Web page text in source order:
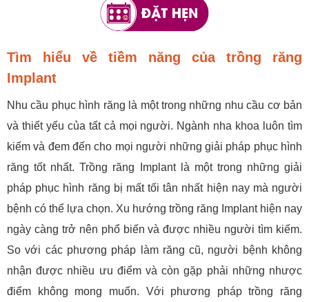
Tìm hiểu về tiềm năng của trồng răng
Implant
Nhu cầu phục hình răng là một trong những nhu cầu cơ bản
và thiết yếu của tất cả mọi người. Ngành nha khoa luôn tìm
kiếm và đem đến cho mọi người những giải pháp phục hình
răng tốt nhất. Trồng răng Implant là một trong những giải
pháp phục hình răng bị mất tối tân nhất hiện nay mà người
bệnh có thể lựa chọn. Xu hướng trồng răng Implant hiện nay
ngày càng trở nên phổ biến và được nhiều người tìm kiếm.
So với các phương pháp làm răng cũ, người bệnh không
nhận được nhiều ưu điểm và còn gặp phải những nhược
điểm không mong muốn. Với phương pháp trồng răng